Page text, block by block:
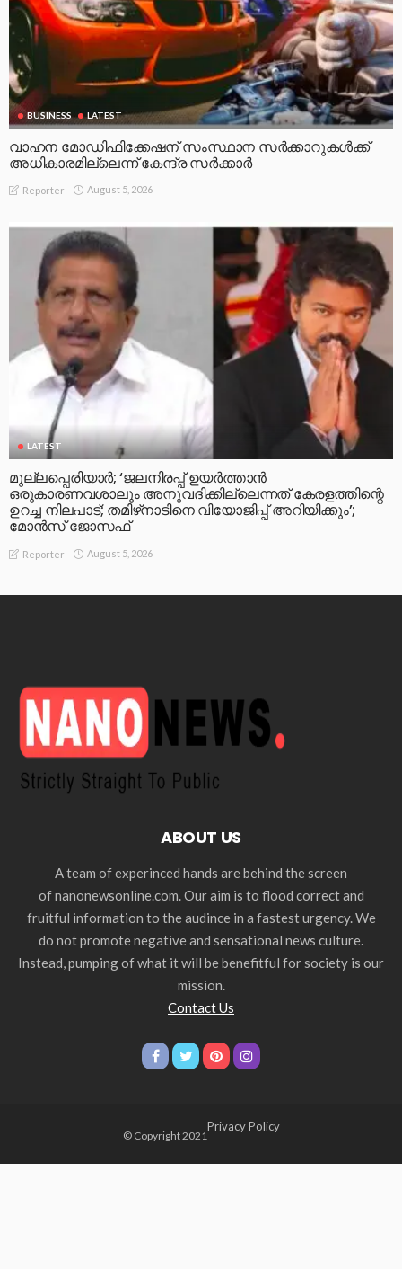
BUSINESS LATEST
വാഹന മോഡിഫിക്കേഷന് സംസ്ഥാന സർക്കാറുകൾക്ക്
അധികാരമില്ലെന്ന് കേന്ദ്ര സർക്കാർ
Reporter August 5, 2026
LATEST
മുല്ലപ്പെരിയാര്‍; ‘ജലനിരപ്പ് ഉയര്‍ത്താന്‍
ഒരുകാരണവശാലും അനുവദിക്കില്ലെന്നത് കേരളത്തിന്റെ
ഉറച്ച നിലപാട്; തമിഴ്‌നാടിനെ വിയോജിപ്പ് അറിയിക്കും’;
മോന്‍സ് ജോസഫ്
Reporter August 5, 2026
ABOUT US
A team of experinced hands are behind the screen
of nanonewsonline.com. Our aim is to flood correct and
fruitful information to the audince in a fastest urgency. We
do not promote negative and sensational news culture.
Instead, pumping of what it will be benefitful for society is our
mission.
Contact Us
© Copyright 2021
Privacy Policy